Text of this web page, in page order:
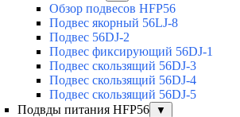
Обзор подвесов HFP56
Подвес якорный 56LJ-8
Подвес 56DJ-2
Подвес фиксирующий 56DJ-1
Подвес скользящий 56DJ-3
Подвес скользящий 56DJ-4
Подвес скользящий 56DJ-5
Подвды питания HFP56
▼